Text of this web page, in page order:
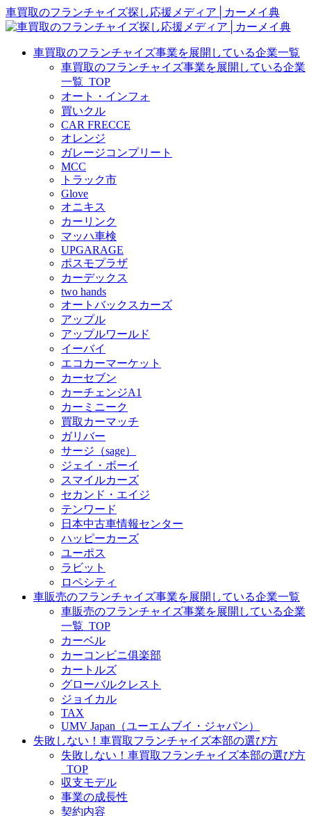
車買取のフランチャイズ探し応援メディア│カーメイ典
車買取のフランチャイズ事業を展開している企業一覧
車買取のフランチャイズ事業を展開している企業
一覧_TOP
オート・インフォ
買いクル
CAR FRECCE
オレンジ
ガレージコンプリート
MCC
トラック市
Glove
オニキス
カーリンク
マッハ車検
UPGARAGE
ポスモプラザ
カーデックス
two hands
オートバックスカーズ
アップル
アップルワールド
イーバイ
エコカーマーケット
カーセブン
カーチェンジA1
カーミニーク
買取カーマッチ
ガリバー
サージ（sage）
ジェイ・ボーイ
スマイルカーズ
セカンド・エイジ
テンワード
日本中古車情報センター
ハッピーカーズ
ユーポス
ラビット
ロペシティ
車販売のフランチャイズ事業を展開している企業一覧
車販売のフランチャイズ事業を展開している企業
一覧_TOP
カーベル
カーコンビニ俱楽部
カートルズ
グローバルクレスト
ジョイカル
TAX
UMV Japan（ユーエムブイ・ジャパン）
失敗しない！車買取フランチャイズ本部の選び方
失敗しない！車買取フランチャイズ本部の選び方
_TOP
収支モデル
事業の成長性
契約内容